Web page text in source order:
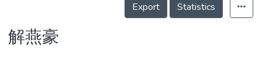
Organizations
Export Statistics
解燕豪